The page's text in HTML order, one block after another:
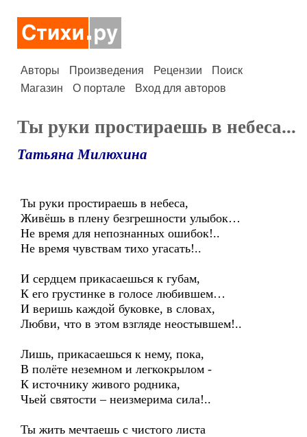
Авторы Произведения Рецензии
Поиск
Магазин
О портале Вход для авторов
Ты руки простираешь в небеса...
Татьяна Милюхина
Ты руки простираешь в небеса,
Живёшь в плену безгрешности улыбок…
Не время для непознанных ошибок!..
Не время чувствам тихо угасать!..
И сердцем прикасаешься к губам,
К его грустинке в голосе любившем…
И веришь каждой буковке, в словах,
Любви, что в этом взгляде неостывшем!..
Лишь, прикасаешься к нему, пока,
В полёте неземном и легкокрылом -
К источнику живого родника,
Чьей святости – неизмерима сила!..
Ты жить мечтаешь с чистого листа